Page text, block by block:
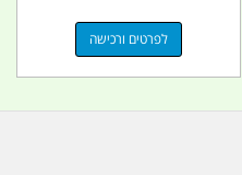
לפרטים ורכישה